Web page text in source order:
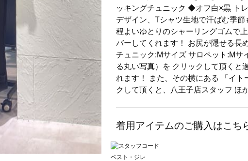
ッキングチュニック ◆オフ白×黒 ト
デザイン、Tシャツ生地で汗ばむ季節
程よいゆとりのシャーリングゴムで
バーしてくれます！ お尻が隠せる長
チュニック:Mサイズ サロペット:Mサ
る丸い写真）を クリックして頂くと
れます！ また、その横にある 「イ
クして頂くと、八王子店スタッフ
着用アイテムのご購入はこち
ベスト・ジレ